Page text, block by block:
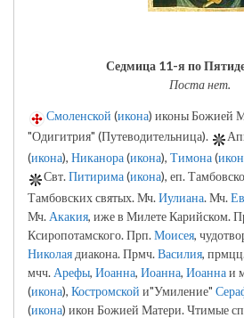
Седмица 11-я по
Поста нет.
Смоленской (икона) иконы Божией
"Одигитрия" (Путеводительница).
(икона), Никанора(икона), Тимона(
Свт.Питирима(икона), еп.
Тамбовских святых. Мч.Иулиана. Мч.
Мч. Акакия, иже в Милете Карийском.
Ксиропотамского. Прп.Моисея,
Николая диакона. Прмч.Василия,
мчч. Арефы, Иоанна, Иоанна, Иоаннаи
(икона), Костромской и"Умиление"
(икона) икон Божией Матери. Чтимые